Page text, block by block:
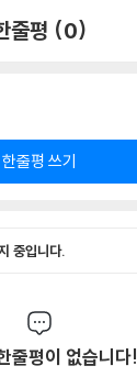
줄평 (0)
한줄평 쓰기
중입니다.
줄평이 없습니다!